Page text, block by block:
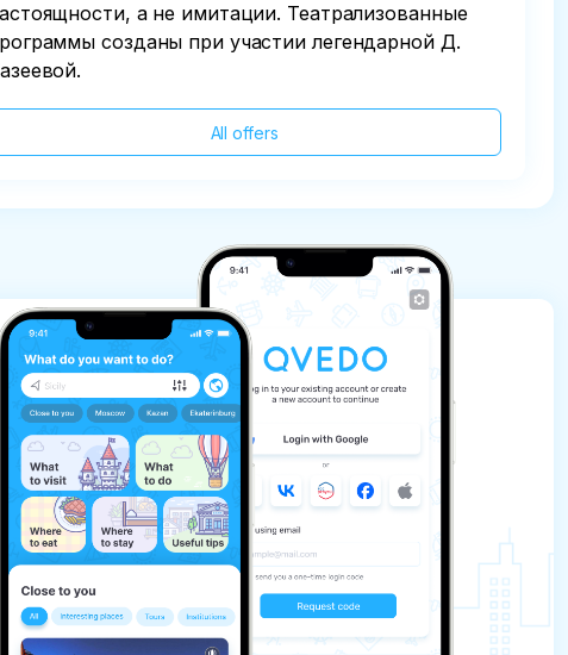
а не имитации. Театрализованные
созданы при участии легендарной Д.
All offers